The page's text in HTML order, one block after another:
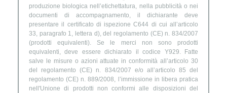
produzione biologica nell’etichettatura, nella pubblicità o nei
documenti di accompagnamento, il dichiarante deve
presentare il certificato di ispezione C644 di cui all’articolo
33, paragrafo 1, lettera d), del regolamento (CE) n. 834/2007
(prodotti equivalenti). Se le merci non sono prodotti
equivalenti, deve essere dichiarato il codice Y929. Fatte
salve le misure o azioni attuate in conformità all’articolo 30
del regolamento (CE) n. 834/2007 e/o all’articolo 85 del
regolamento (CE) n. 889/2008, l’immissione in libera pratica
nell'Unione di prodotti non conformi alle disposizioni del